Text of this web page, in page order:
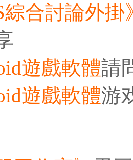
綜合討論外掛
遊戲軟體請
遊戲軟體游